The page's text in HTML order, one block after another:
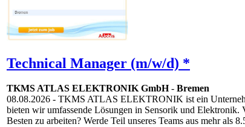
Technical Manager (m/w/d) *
TKMS ATLAS ELEKTRONIK GmbH- Bremen
08.08.2026 - TKMS ATLAS ELEKTRONIK ist ein
bieten wir umfassende Lösungen in Sensorik und
Besten zu arbeiten? Werde Teil unseres Teams aus mehr als